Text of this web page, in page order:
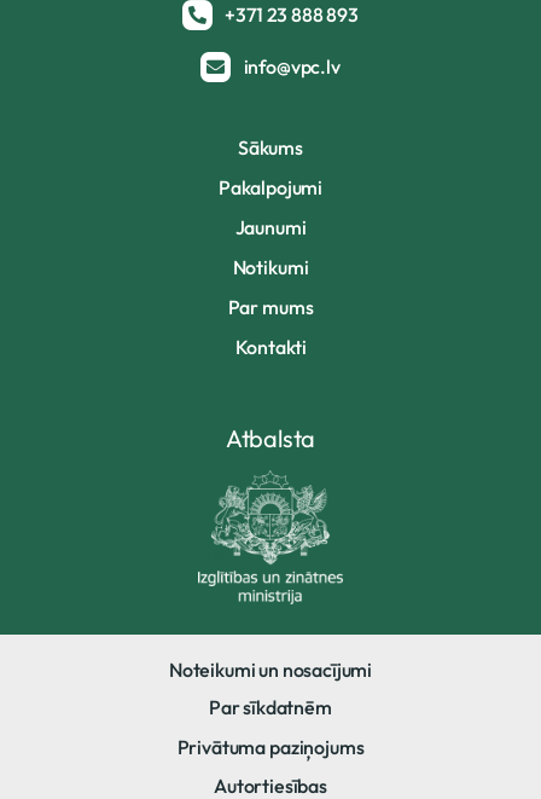
+371 23 888 893
info@vpc.lv
Sākums
Pakalpojumi
Jaunumi
Notikumi
Par mums
Kontakti
Atbalsta
Noteikumi un nosacījumi
Par sīkdatnēm
Privātuma paziņojums
Autortiesības